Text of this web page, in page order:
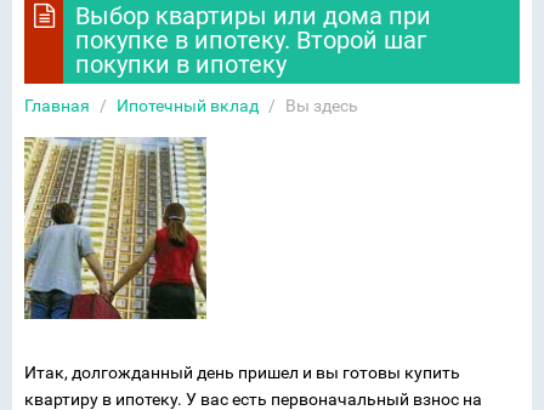
Выбор квартиры или дома при
покупке в ипотеку. Второй шаг
покупки в ипотеку
Главная / Ипотечный вклад / Вы здесь
Итак, долгожданный день пришел и вы готовы купить
квартиру в ипотеку. У вас есть первоначальный взнос на